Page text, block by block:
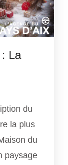
La
du
la plus
du
paysage